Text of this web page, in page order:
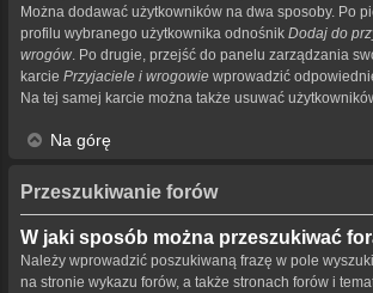
Można dodawać użytkowników na dwa sposoby. Po
profilu wybranego użytkownika odnośnik Dodaj do
wrogów . Po drugie, przejść do panelu zarządzania
karcie Przyjaciele i wrogowie wprowadzić
Na tej samej karcie można także usuwać
Na górę
Przeszukiwanie forów
W jaki sposób można przeszukiwać
Należy wprowadzić poszukiwaną frazę w pole
na stronie wykazu forów, a także stronach forów i